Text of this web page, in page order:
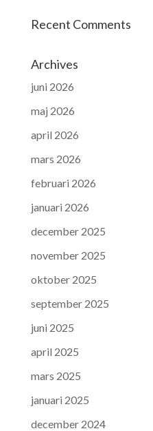
Recent Comments
Archives
juni 2026
maj 2026
april 2026
mars 2026
februari 2026
januari 2026
december 2025
november 2025
oktober 2025
september 2025
juni 2025
april 2025
mars 2025
januari 2025
december 2024